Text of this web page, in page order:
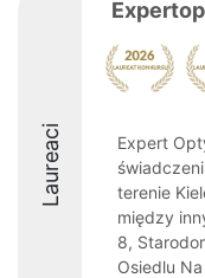
Laureaci
Expert
terenie
między
8,
Osiedlu